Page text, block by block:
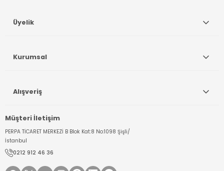
Müşteri İletişim
PERPA TİCARET MERKEZİ B Blok Kat:8 No:1098 Şişli/
İstanbul
0212 912 46 36
Üyelik
Kurumsal
Alışveriş